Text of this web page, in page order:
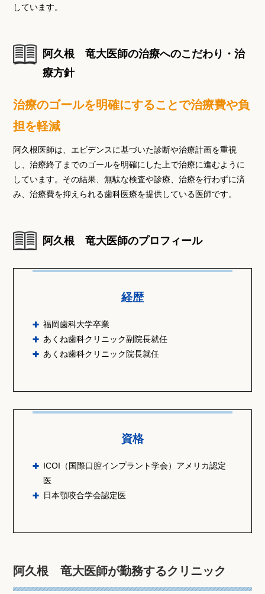
しています。
阿久根 竜大医師の治療へのこだわり・治
療方針
治療のゴールを明確にすることで治療費や負
担を軽減
阿久根医師は、エビデンスに基づいた診断や治療計画を重視
し、治療終了までのゴールを明確にした上で治療に進むように
しています。その結果、無駄な検査や診療、治療を行わずに済
み、治療費を抑えられる歯科医療を提供している医師です。
阿久根 竜大医師のプロフィール
経歴
福岡歯科大学卒業
あくね歯科クリニック副院長就任
あくね歯科クリニック院長就任
資格
ICOI（国際口腔インプラント学会）アメリカ認定
医
日本顎咬合学会認定医
阿久根 竜大医師が勤務するクリニック